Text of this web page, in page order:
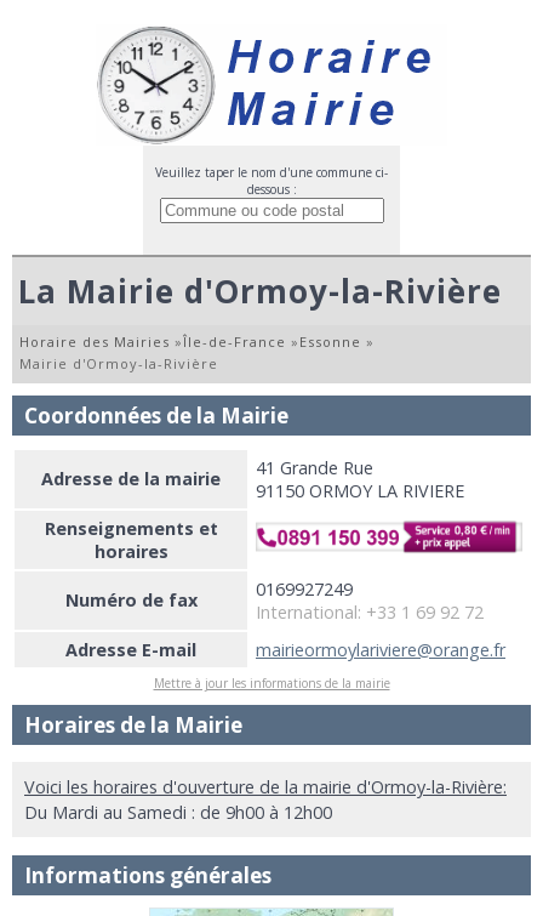
Veuillez taper le nom d'une commune ci-
dessous :
La Mairie d'Ormoy-la-Rivière
Horaire des Mairies »Île-de-France » Essonne »
Mairie d'Ormoy-la-Rivière
Coordonnées de la Mairie
Adresse de la mairie
41 Grande Rue
91150 ORMOY LA RIVIERE
Renseignements et
horaires
Numéro de fax
0169927249
International: +33 1 69 92 72
Adresse E-mail
mairieormoylariviere@orange.fr
Mettre à jour les informations de la mairie
Horaires de la Mairie
Voici les horaires d'ouverture de la mairie d'Ormoy-la-Rivière:
Du Mardi au Samedi : de 9h00 à 12h00
Informations générales